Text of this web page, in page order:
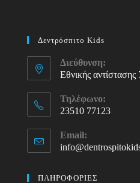
Δεντρόσπιτο Kids
Διεύθυνση:
Εθνικής
Τηλέφωνο:
23510 77123
in
Email:
ΠΛΗΡΟΦΟΡΙΕΣ